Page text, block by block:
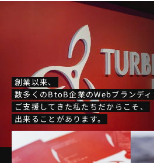
創業以来、
数多くのBtoB企業のWebブランディ
ご支援してきた私たちだからこそ、
出来ることがあります。